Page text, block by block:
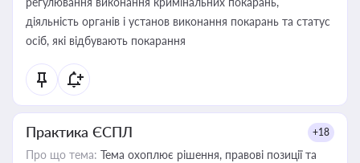
діяльність органів і установ виконання покарань та статус
осіб, які відбувають покарання
Практика ЄСПЛ +18
Про що тема: Тема охоплює рішення, правові позиції та